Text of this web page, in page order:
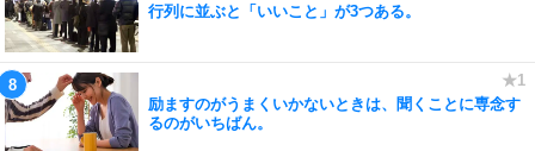
行列に並ぶと「いいこと」が3つある。
励ますのがうまくいかないときは、聞くことに専念す
るのがいちばん。